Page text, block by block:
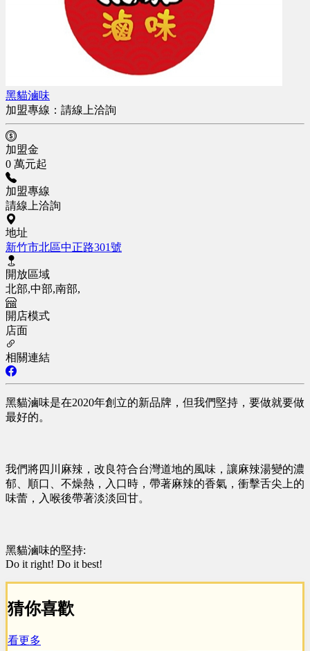
黑貓滷味
加盟專線： 請線上洽詢
加盟金
0 萬元起
加盟專線
請線上洽詢
地址
新竹市北區中正路301號
開放區域
北部,中部,南部,
開店模式
店面
相關連結
黑貓滷味是在2020年創立的新品牌，但我們堅持，要做就要做
最好的。
我們將四川麻辣，改良符合台灣道地的風味，讓麻辣湯變的濃
郁、順口、不燥熱，入口時，帶著麻辣的香氣，衝擊舌尖上的
味蕾，入喉後帶著淡淡回甘。
黑貓滷味的堅持:
Do it right! Do it best!
猜你喜歡
看更多